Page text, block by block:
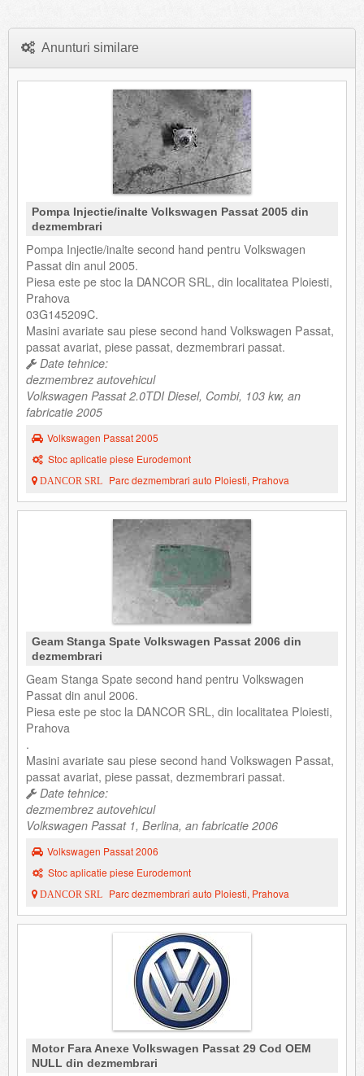
Anunturi similare
Pompa Injectie/inalte Volkswagen Passat 2005 din
dezmembrari
Pompa Injectie/inalte second hand pentru Volkswagen
Passat din anul 2005.
Piesa este pe stoc la DANCOR SRL, din localitatea Ploiesti,
Prahova
03G145209C.
Masini avariate sau piese second hand Volkswagen Passat,
passat avariat, piese passat, dezmembrari passat.
Date tehnice:
dezmembrez autovehicul
Volkswagen Passat 2.0TDI Diesel, Combi, 103 kw, an
fabricatie 2005
Volkswagen Passat 2005
Stoc aplicatie piese Eurodemont
DANCOR SRL Parc dezmembrari auto Ploiesti, Prahova
Geam Stanga Spate Volkswagen Passat 2006 din
dezmembrari
Geam Stanga Spate second hand pentru Volkswagen
Passat din anul 2006.
Piesa este pe stoc la DANCOR SRL, din localitatea Ploiesti,
Prahova
.
Masini avariate sau piese second hand Volkswagen Passat,
passat avariat, piese passat, dezmembrari passat.
Date tehnice:
dezmembrez autovehicul
Volkswagen Passat 1, Berlina, an fabricatie 2006
Volkswagen Passat 2006
Stoc aplicatie piese Eurodemont
DANCOR SRL Parc dezmembrari auto Ploiesti, Prahova
Motor Fara Anexe Volkswagen Passat 29 Cod OEM
NULL din dezmembrari